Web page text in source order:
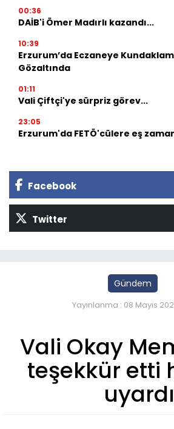
00:36
DAİB'i Ömer Madırlı kazandı...
10:39
Erzurum’da Eczaneye
Gözaltında
01:11
Vali Çiftçi'ye sürpriz görev...
23:05
Erzurum'da FETÖ'cülere eş
Facebook
Twitter
Gündem
Yayınlanma : 08 Mayıs
Vali Okay
teşekkür etti
uyardı